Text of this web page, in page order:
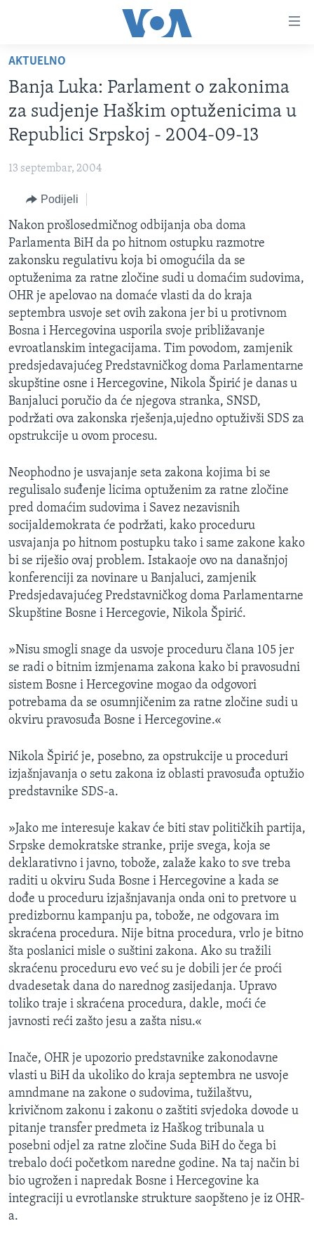
glavni
sadržaj
na
glavnu
Idi
pretragu
TV PROGRAM
VIDEO
FOTOGRAFIJE DANA
SJEDINJENE AMERIČKE DRŽAVE
BOSNA I HERCEGOVINA
SVIJET
NAUKA I TEHNOLOGIJA
SPECIJALNI PROJEKTI
KORUPCIJA
SLOBODA MEDIJA
ŽENSKA STRANA
IZBJEGLIČKA STRANA
MAGAZIN
O GLASU AMERIKE
Learning English
PRATITE NAS
Jezici
AKTUELNO
Banja Luka: Parlament o zakonima
za sudjenje Haškim optuženicima u
Republici Srpskoj - 2004-09-13
13 septembar, 2004
Podijeli
Nakon prošlosedmičnog odbijanja oba doma
Parlamenta BiH da po hitnom ostupku razmotre
zakonsku regulativu koja bi omogućila da se
optuženima za ratne zločine sudi u domaćim sudovima,
OHR je apelovao na domaće vlasti da do kraja
septembra usvoje set ovih zakona jer bi u protivnom
Bosna i Hercegovina usporila svoje približavanje
evroatlanskim integacijama. Tim povodom, zamjenik
predsjedavajućeg Predstavničkog doma Parlamentarne
skupštine osne i Hercegovine, Nikola Špirić je danas u
Banjaluci poručio da će njegova stranka, SNSD,
podržati ova zakonska rješenja,ujedno optuživši SDS za
opstrukcije u ovom procesu.
Neophodno je usvajanje seta zakona kojima bi se
regulisalo suđenje licima optuženim za ratne zločine
pred domaćim sudovima i Savez nezavisnih
socijaldemokrata će podržati, kako proceduru
usvajanja po hitnom postupku tako i same zakone kako
bi se riješio ovaj problem. Istakaoje ovo na današnjoj
konferenciji za novinare u Banjaluci, zamjenik
Predsjedavajućeg Predstavničkog doma Parlamentarne
Skupštine Bosne i Hercegovie, Nikola Špirić.
»Nisu smogli snage da usvoje proceduru člana 105 jer
se radi o bitnim izmjenama zakona kako bi pravosudni
sistem Bosne i Hercegovine mogao da odgovori
potrebama da se osumnjičenim za ratne zločine sudi u
okviru pravosuđa Bosne i Hercegovine.«
Nikola Špirić je, posebno, za opstrukcije u proceduri
izjašnjavanja o setu zakona iz oblasti pravosuđa optužio
predstavnike SDS-a.
»Jako me interesuje kakav će biti stav političkih partija,
Srpske demokratske stranke, prije svega, koja se
deklarativno i javno, tobože, zalaže kako to sve treba
raditi u okviru Suda Bosne i Hercegovine a kada se
dođe u proceduru izjašnjavanja onda oni to pretvore u
predizbornu kampanju pa, tobože, ne odgovara im
skraćena procedura. Nije bitna procedura, vrlo je bitno
šta poslanici misle o suštini zakona. Ako su tražili
skraćenu proceduru evo već su je dobili jer će proći
dvadesetak dana do narednog zasijedanja. Upravo
toliko traje i skraćena procedura, dakle, moći će
javnosti reći zašto jesu a zašta nisu.«
Inače, OHR je upozorio predstavnike zakonodavne
vlasti u BiH da ukoliko do kraja septembra ne usvoje
amndmane na zakone o sudovima, tužilaštvu,
krivičnom zakonu i zakonu o zaštiti svjedoka dovode u
pitanje transfer predmeta iz Haškog tribunala u
posebni odjel za ratne zločine Suda BiH do čega bi
trebalo doći početkom naredne godine. Na taj način bi
bio ugrožen i napredak Bosne i Hercegovine ka
integraciji u evrotlanske strukture saopšteno je iz OHR-
a.